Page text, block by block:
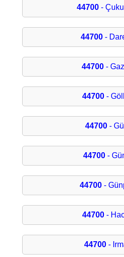
44700 -
44700-
44700-
44700 -
44700 -
44700-
44700-
44700-
44700 -